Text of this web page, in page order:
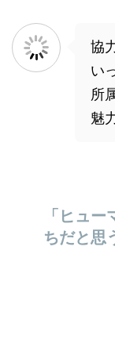
協
い
所
魅
「ヒュ
ちだと思